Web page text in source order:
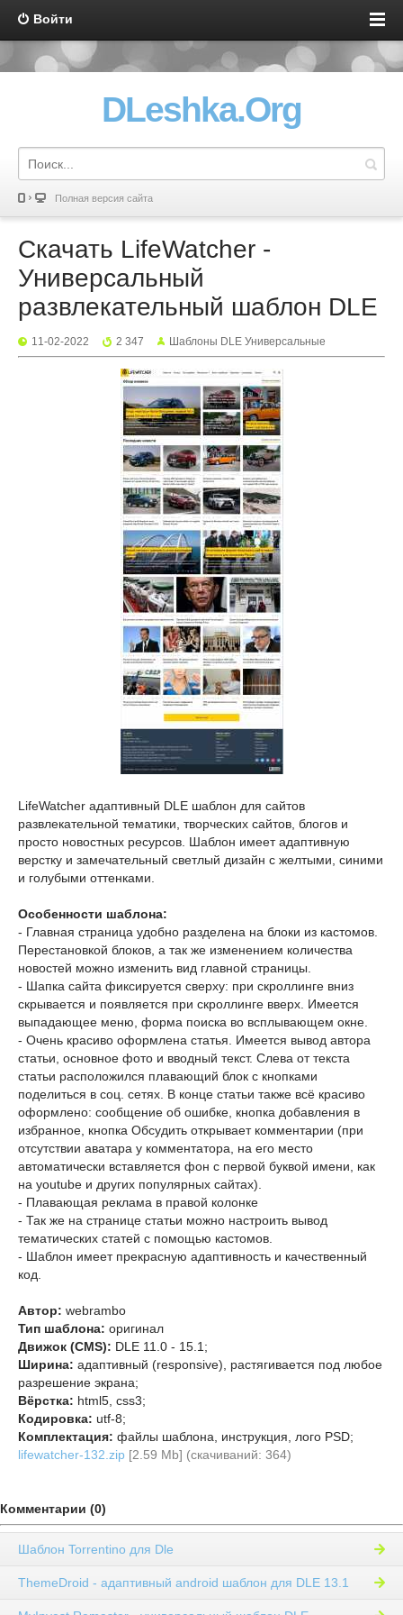
Войти
DLeshka.Org
Полная версия сайта
Скачать LifeWatcher -
Универсальный
развлекательный шаблон DLE
11-02-2022 2 347 Шаблоны DLE Универсальные
LifeWatcher адаптивный DLE шаблон для сайтов
развлекательной тематики, творческих сайтов, блогов и
просто новостных ресурсов. Шаблон имеет адаптивную
верстку и замечательный светлый дизайн с желтыми, синими
и голубыми оттенками.
Особенности шаблона:
- Главная страница удобно разделена на блоки из кастомов.
Перестановкой блоков, а так же изменением количества
новостей можно изменить вид главной страницы.
- Шапка сайта фиксируется сверху: при скроллинге вниз
скрывается и появляется при скроллинге вверх. Имеется
выпадающее меню, форма поиска во всплывающем окне.
- Очень красиво оформлена статья. Имеется вывод автора
статьи, основное фото и вводный текст. Слева от текста
статьи расположился плавающий блок с кнопками
поделиться в соц. сетях. В конце статьи также всё красиво
оформлено: сообщение об ошибке, кнопка добавления в
избранное, кнопка Обсудить открывает комментарии (при
отсутствии аватара у комментатора, на его место
автоматически вставляется фон с первой буквой имени, как
на youtube и других популярных сайтах).
- Плавающая реклама в правой колонке
- Так же на странице статьи можно настроить вывод
тематических статей с помощью кастомов.
- Шаблон имеет прекрасную адаптивность и качественный
код.
Автор: webrambo
Тип шаблона: оригинал
Движок (CMS): DLE 11.0 - 15.1;
Ширина: адаптивный (responsive), растягивается под любое
разрешение экрана;
Вёрстка: html5, css3;
Кодировка: utf-8;
Комплектация: файлы шаблона, инструкция, лого PSD;
lifewatcher-132.zip [2.59 Mb] (cкачиваний: 364)
Комментарии (0)
Шаблон Torrentino для Dle
ThemeDroid - адаптивный android шаблон для DLE 13.1